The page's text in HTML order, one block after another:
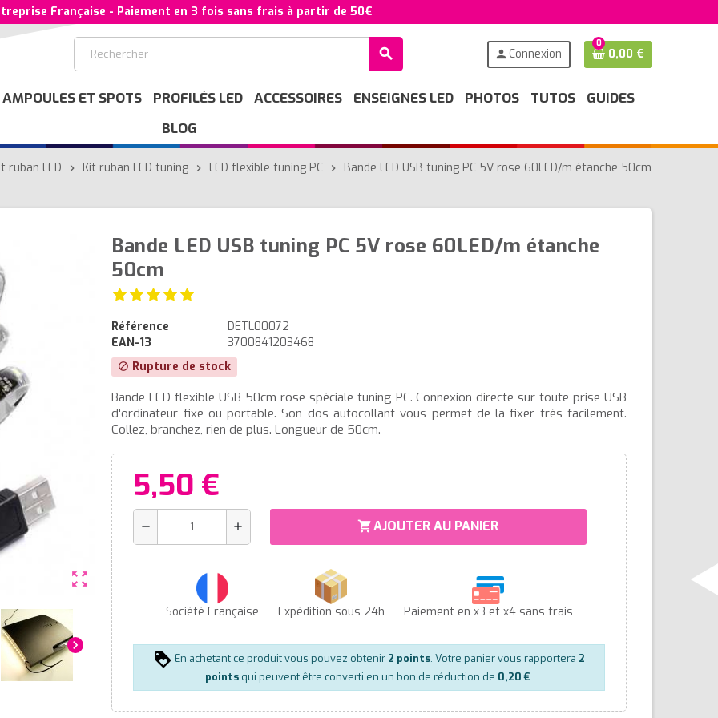
Française - Paiement en 3 fois sans frais à partir de 50€
search person Connexion
0
0,00 €
AMPOULES ET SPOTS PROFILÉS LED ACCESSOIRES ENSEIGNES LED PHOTOS TUTOS
GUIDES
BLOG
ruban LED chevron_right Kit ruban LED tuning chevron_right LED flexible tuning PC chevron_right Bande LED USB tuning PC 5V rose 60LED/m étanche 50cm
zoom_out_map
chevron_right
Bande LED USB tuning PC 5V rose 60LED/m étanche
50cm
Référence
DETL00072
EAN-13
3700841203468
block Rupture de stock
Bande LED flexible USB 50cm rose spéciale tuning PC. Connexion directe sur toute prise USB
d'ordinateur fixe ou portable. Son dos autocollant vous permet de la fixer très facilement.
Collez, branchez, rien de plus. Longueur de 50cm.
5,50 €
remove add shopping_cartAJOUTER AU PANIER
Société Française Expédition sous 24h Paiement en x3 et x4 sans frais
En achetant ce produit vous pouvez obtenir 2 points. Votre panier vous rapportera 2
points qui peuvent être converti en un bon de réduction de 0,20 €.